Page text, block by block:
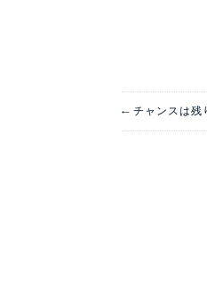
← チャンスは残